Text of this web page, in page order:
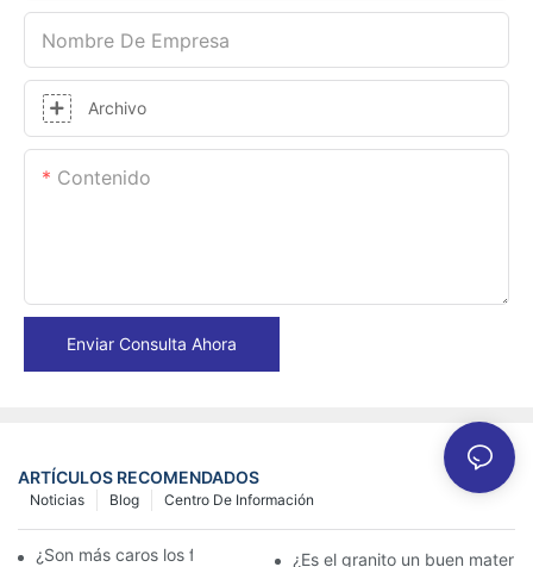
Nombre De Empresa
Archivo
Contenido
Enviar Consulta Ahora
ARTÍCULOS RECOMENDADOS
Centro De Información
Blog
Noticias
¿Son más caros los fregaderos de granito?¿Es el granito un buen